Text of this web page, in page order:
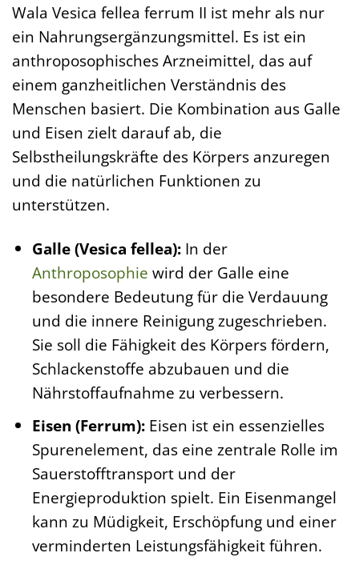
Wala Vesica fellea ferrum II ist mehr als nur
ein Nahrungsergänzungsmittel. Es ist ein
anthroposophisches Arzneimittel, das auf
einem ganzheitlichen Verständnis des
Menschen basiert. Die Kombination aus Galle
und Eisen zielt darauf ab, die
Selbstheilungskräfte des Körpers anzuregen
und die natürlichen Funktionen zu
unterstützen.
Galle (Vesica fellea):In der
Anthroposophie wird der Galle eine
besondere Bedeutung für die Verdauung
und die innere Reinigung zugeschrieben.
Sie soll die Fähigkeit des Körpers fördern,
Schlackenstoffe abzubauen und die
Nährstoffaufnahme zu verbessern.
Eisen (Ferrum):Eisen ist ein essenzielles
Spurenelement, das eine zentrale Rolle im
Sauerstofftransport und der
Energieproduktion spielt. Ein Eisenmangel
kann zu Müdigkeit, Erschöpfung und einer
verminderten Leistungsfähigkeit führen.